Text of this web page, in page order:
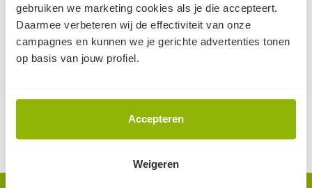
gebruiken we marketing cookies als je die accepteert.
Daarmee verbeteren wij de effectiviteit van onze
campagnes en kunnen we je gerichte advertenties tonen
op basis van jouw profiel.
Accepteren
Weigeren
3x HDPE Lijngoot -
verzinkt
lijngoot van 3x
100x12x9.2cm met
(excl. BTW, per stuk)
Eindkap polygoot
eindkap om de
polybetongoot af te
levertijd 2-4